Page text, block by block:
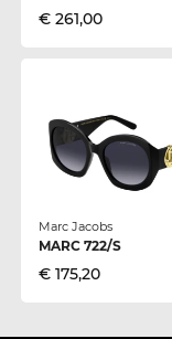
€ 261,00
Marc Jacobs
MARC 722/S
€ 175,20